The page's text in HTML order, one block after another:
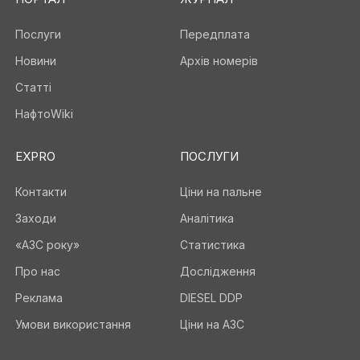
Послуги
Новини
Статті
НафтоWiki
Передплата
Архів номерів
EXPRO
Контакти
Заходи
«АЗС року»
Про нас
Реклама
Умови використання
ПОСЛУГИ
Ціни на пальне
Аналітика
Статистика
Дослідження
DIESEL DDP
Ціни на АЗС